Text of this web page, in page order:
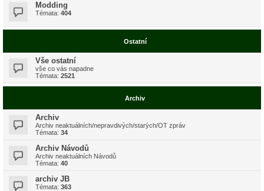
Modding
Témata: 404
Ostatní
Vše ostatní
vše co vás napadne
Témata: 2521
Archiv
Archiv
Archiv neaktuálních/nepravdivých/starých/OT zpráv
Témata: 34
Archiv Návodů
Archiv neaktuálních Návodů
Témata: 40
archiv JB
Témata: 363